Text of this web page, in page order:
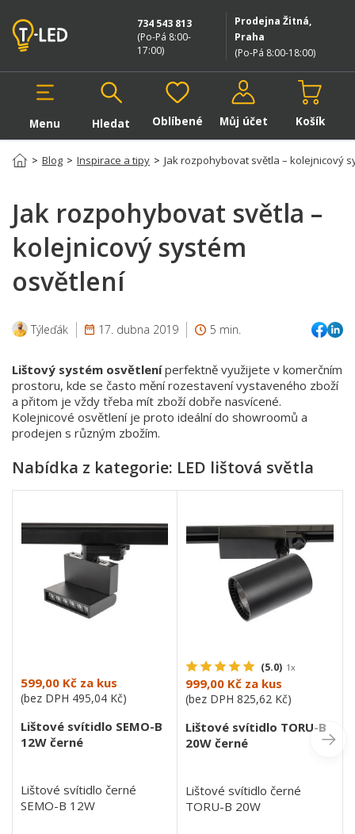
Prodejna Žitná,
Praha
(Po-Pá 8:00-18:00)
734 543 813
(Po-Pá 8:00-
17:00)
Menu Hledat
Hledat v produktech
Oblíbené Můj účet Košík
> Blog > Inspirace a tipy > Jak rozpohybovat světla – kolejnicový
Jak rozpohybovat světla –
kolejnicový systém
osvětlení
Týleďák 17. dubna 2019 5 min.
Lištový systém osvětleníperfektně využijete v komerčním
prostoru, kde se často mění rozestavení vystaveného zboží
a přitom je vždy třeba mít zboží dobře nasvícené.
Kolejnicové osvětlení je proto ideální do showroomů a
prodejen s různým zbožím.
Nabídka z kategorie: LED lištová světla
599,00 Kč za kus
(bez DPH 495,04 Kč)
Lištové svítidlo SEMO-B
12W černé
Lištové svítidlo černé
SEMO-B 12W
(5.0) 1x
999,00 Kč za kus
(bez DPH 825,62 Kč)
Lištové svítidlo TORU-B
20W černé
Lištové svítidlo černé
TORU-B 20W